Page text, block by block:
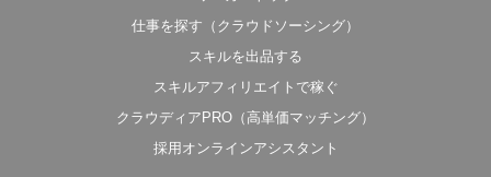
仕事を探す（クラウドソーシング）
スキルを出品する
スキルアフィリエイトで稼ぐ
クラウディアPRO（高単価マッチング）
採用オンラインアシスタント